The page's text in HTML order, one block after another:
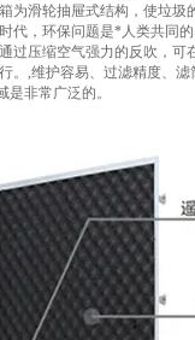
滑轮抽屉式结构，使垃
，环保问题是*人类共同
压缩空气强力的反吹，可
,维护容易、过滤精度、
非常广泛的。